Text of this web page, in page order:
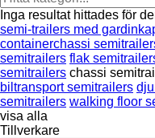
Inga resultat hittades för
semi-trailers med
containerchassi
semitrailers flak
semitrailers chassi
biltransport semitrailers
semitrailers walking floor
visa alla
Tillverkare